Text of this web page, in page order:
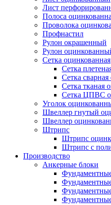
Лист
Полоса
Проволока
Профнастил
Рулон окрашенный
Рулон
Сетка оцинкованная
Сетка
Сетка
Сетка тканая
Сетка ЦПВС
Уголок
Швеллер гнутый
Швеллер
Штрипс
Штрипс
Штрипс с
Производство
Анкерные блоки